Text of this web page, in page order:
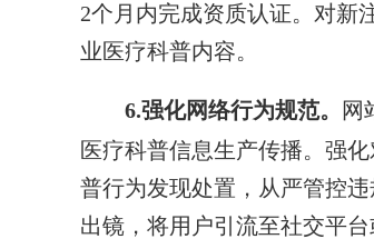
2个月内完成资质认证。对新
业医疗科普内容。
6.强化网络行为规范。
网
医疗科普信息生产传播。强
普行为发现处置，从严管控
出镜，将用户引流至社交平